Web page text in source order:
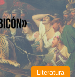
Literatura